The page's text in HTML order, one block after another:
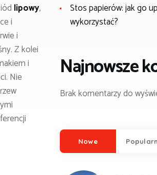
lipowy,
i
i
Z kolei
i
Nie
Stos papierów: jak go
wykorzystać?
Najnowsze
Brak komentarzy do
Nowe